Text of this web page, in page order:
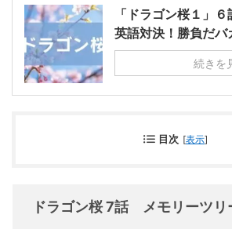
「ドラゴン桜１」６
英語対決！勝負だバ
続きを
目次 [表示]
ドラゴン桜 7話 メモリーツリ